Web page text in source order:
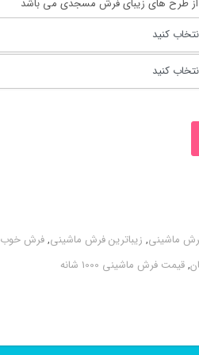
از طرح های زیبای فرش مسجدی می باشد
ماشینی, زیباترین فرش ماشینی,فرش خوب
,قیمت فرش ماشینی 1000 شانه